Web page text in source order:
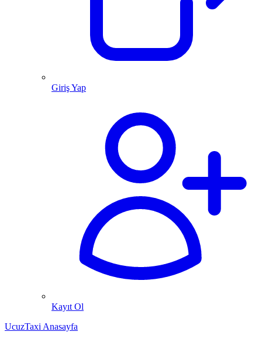
Giriş Yap
Kayıt Ol
UcuzTaxi Anasayfa